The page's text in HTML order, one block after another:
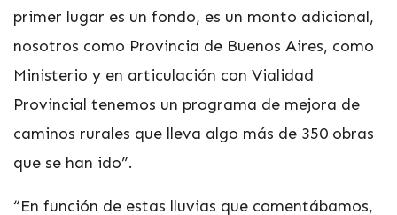
primer lugar es un fondo, es un monto adicional,
nosotros como Provincia de Buenos Aires, como
Ministerio y en articulación con Vialidad
Provincial tenemos un programa de mejora de
caminos rurales que lleva algo más de 350 obras
que se han ido”.
“En función de estas lluvias que comentábamos,